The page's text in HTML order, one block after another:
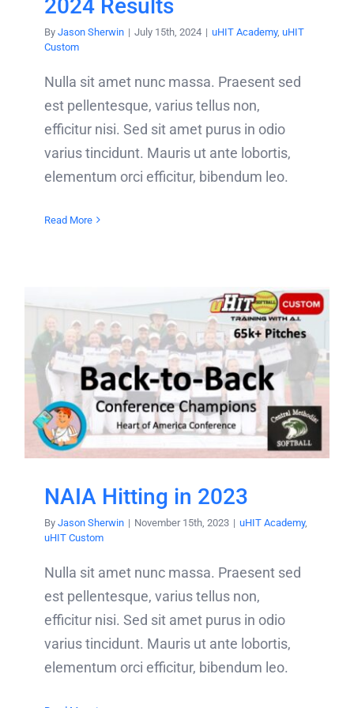
2024 Results
By Jason Sherwin | July 15th, 2024 | uHIT Academy, uHIT
Custom
Nulla sit amet nunc massa. Praesent sed
est pellentesque, varius tellus non,
efficitur nisi. Sed sit amet purus in odio
varius tincidunt. Mauris ut ante lobortis,
elementum orci efficitur, bibendum leo.
Read More
NAIA Hitting in 2023
By Jason Sherwin | November 15th, 2023 | uHIT Academy,
uHIT Custom
Nulla sit amet nunc massa. Praesent sed
est pellentesque, varius tellus non,
efficitur nisi. Sed sit amet purus in odio
varius tincidunt. Mauris ut ante lobortis,
elementum orci efficitur, bibendum leo.